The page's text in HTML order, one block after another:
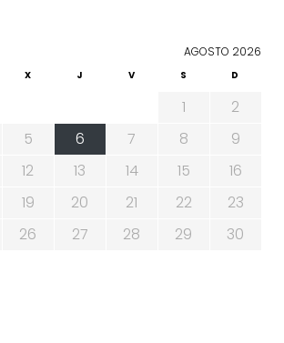
AGOSTO 2026
X J V S D
1
2
5 6 7 8
9
12 13 14 15
16
19 20 21 22
23
26 27 28 29
30